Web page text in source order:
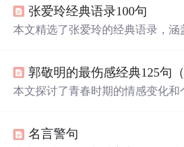
张爱玲经典语录100句
本文精选了张爱玲的经典语录，涵
本文探讨了青春时期的情感变化和
名言警句